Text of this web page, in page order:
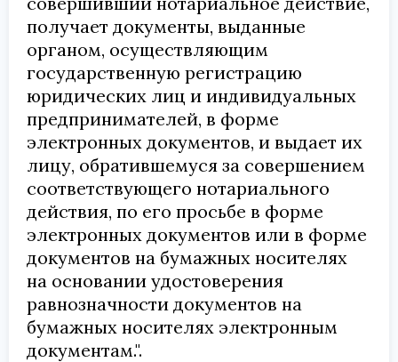
получает документы, выданные
органом, осуществляющим
государственную регистрацию
юридических лиц и индивидуальных
предпринимателей, в форме
электронных документов, и выдает их
лицу, обратившемуся за совершением
соответствующего нотариального
действия, по его просьбе в форме
электронных документов или в форме
документов на бумажных носителях
на основании удостоверения
равнозначности документов на
бумажных носителях электронным
документам.".